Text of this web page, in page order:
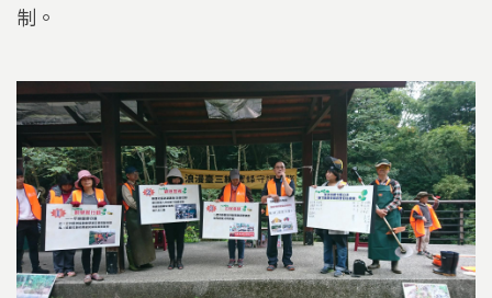
制。